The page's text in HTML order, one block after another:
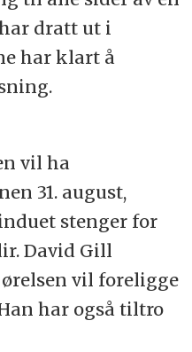
dratt ut i
har klart å
vil ha
31. august,
stenger for
David Gill
vil foreligge
har også tiltro